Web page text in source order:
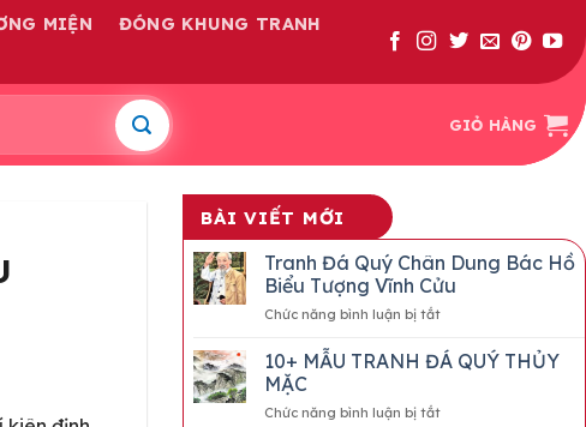
MIỆN ĐÓNG KHUNG TRANH
GIỎ HÀNG
BÀI VIẾT MỚI
Tranh Đá Quý Chân Dung Bác Hồ
Biểu Tượng Vĩnh Cửu
Chức năng bình luận bị tắtở
Đá
Dung
10+ MẪU TRANH ĐÁ QUÝ THỦY
MẶC
Chức năng bình luận bị tắtở